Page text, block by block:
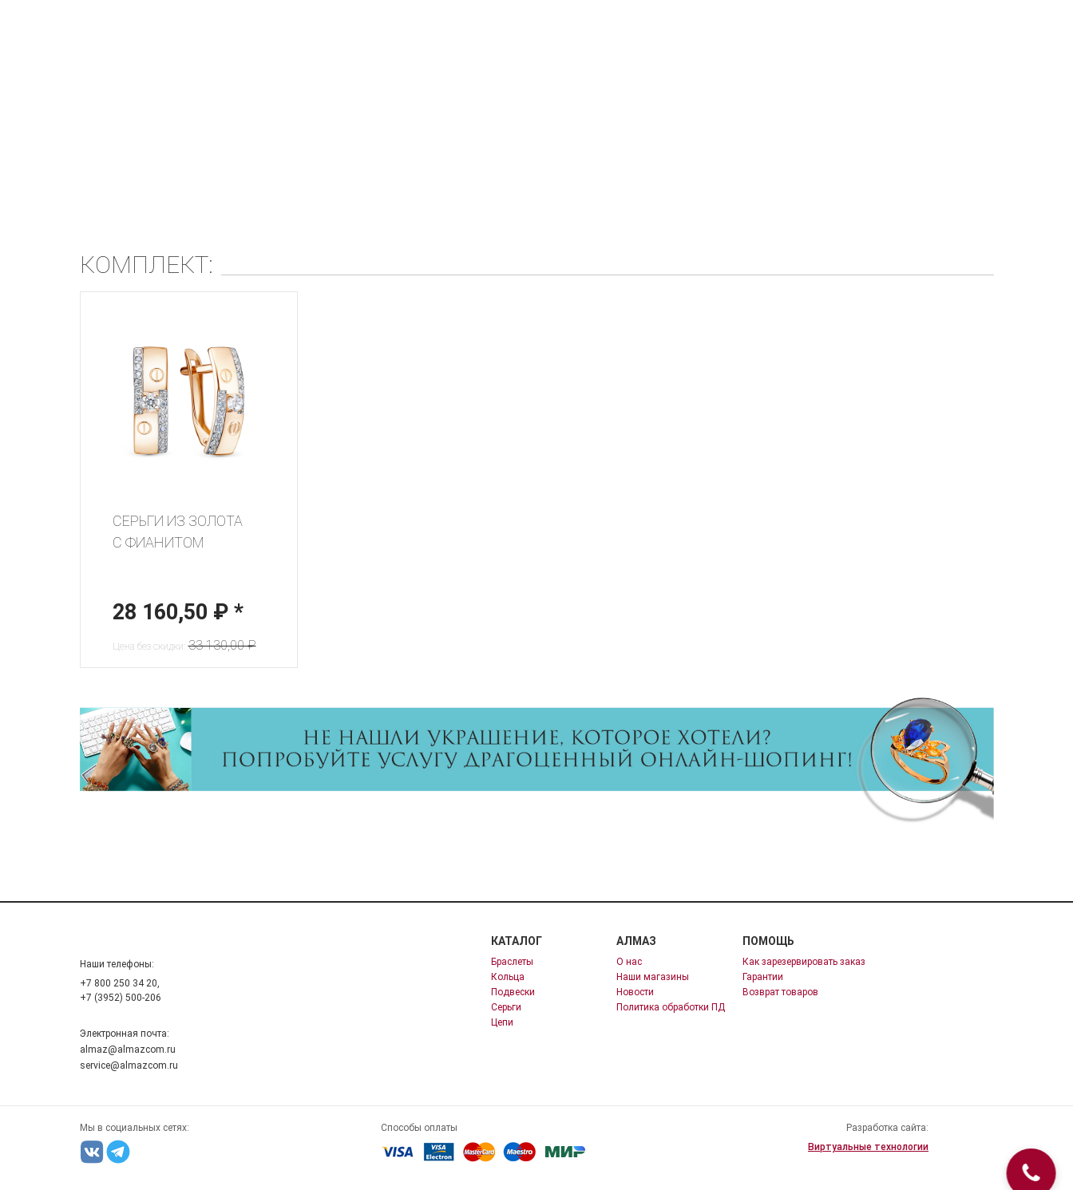
КОМПЛЕКТ:
СЕРЬГИ ИЗ ЗОЛОТА
С ФИАНИТОМ
28 160,50 ₽ *
Цена без скидки: 33 130,00 ₽
Наши телефоны:
+7 800 250 34 20,
+7 (3952) 500-206
Электронная почта:
almaz@almazcom.ru
service@almazcom.ru
КАТАЛОГ
Браслеты
Кольца
Подвески
Серьги
Цепи
АЛМАЗ
О нас
Наши магазины
Новости
Политика обработки ПД
ПОМОЩЬ
Как зарезервировать заказ
Гарантии
Возврат товаров
Мы в социальных сетях: Способы оплаты
Разработка сайта:
Виртуальные технологии